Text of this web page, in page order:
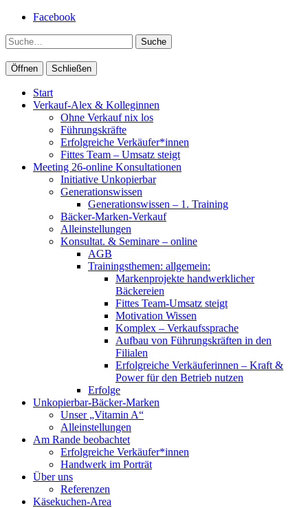
Facebook
Suche
Öffnen Schließen
Start
Verkauf-Alex & Kolleginnen
Ohne Verkauf nix los
Führungskräfte
Erfolgreiche Verkäufer*innen
Fittes Team – Umsatz steigt
Meeting 26-online Konsultationen
Initiative Unkopierbar
Generationswissen
Generationswissen – 1. Training
Bäcker-Marken-Verkauf
Alleinstellungen
Konsultat. & Seminare – online
AGB
Trainingsthemen: allgemein:
Markenprojekte handwerklicher
Bäckereien
Fittes Team-Umsatz steigt
Motivation Wissen
Komplex – Verkaufssprache
Aufbau von Führungskräften in den
Filialen
Erfolgreiche Verkäuferinnen – Kraft &
Power für den Betrieb nutzen
Erfolge
Unkopierbar-Bäcker-Marken
Unser „Vitamin A“
Alleinstellungen
Am Rande beobachtet
Erfolgreiche Verkäufer*innen
Handwerk im Porträt
Über uns
Referenzen
Käsekuchen-Area